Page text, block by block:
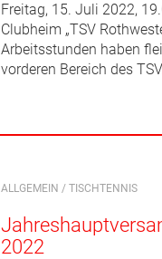
Freitag, 15. Juli 2022,
Clubheim „TSV
Arbeitsstunden haben
vorderen Bereich des TSV
ALLGEMEIN / TISCHTENNIS
2022